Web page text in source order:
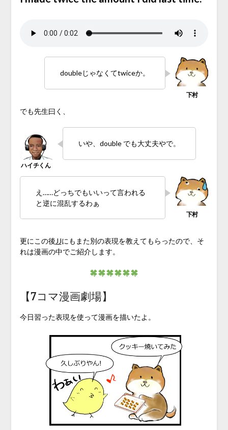
doubleじゃなくてtwiceか。
でも先生曰く、
いや、double でも大丈夫やで。
え……どっちでもいいって言われる
と逆に混乱するわぁ
更にこの後JJにもまた別の表現を教えてもらったので、そ
れは漫画の中でご紹介します。
【7コマ漫画劇場】
今日習った表現を使って漫画を描いたよ。